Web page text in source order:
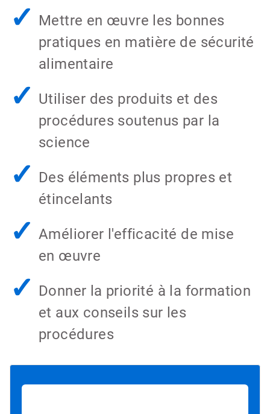
✓ Mettre en œuvre les bonnes
pratiques en matière de sécurité
alimentaire
✓ Utiliser des produits et des
procédures soutenus par la
science
✓ Des éléments plus propres et
étincelants
✓ Améliorer l'efficacité de mise
en œuvre
✓ Donner la priorité à la formation
et aux conseils sur les
procédures